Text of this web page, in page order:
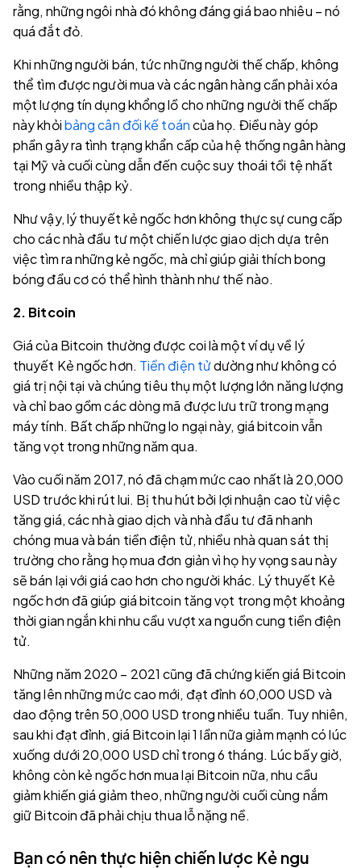
rằng, những ngôi nhà đó không đáng giá bao nhiêu – nó
quá đắt đỏ.
Khi những người bán, tức những người thế chấp, không
thể tìm được người mua và các ngân hàng cần phải xóa
một lượng tín dụng khổng lồ cho những người thế chấp
này khỏibảng cân đối kế toáncủa họ. Điều này góp
phần gây ra tình trạng khẩn cấp của hệ thống ngân hàng
tại Mỹ và cuối cùng dẫn đến cuộc suy thoái tồi tệ nhất
trong nhiều thập kỷ.
Như vậy, lý thuyết kẻ ngốc hơn không thực sự cung cấp
cho các nhà đầu tư một chiến lược giao dịch dựa trên
việc tìm ra những kẻ ngốc, mà chỉ giúp giải thích bong
bóng đầu cơ có thể hình thành như thế nào.
2. Bitcoin
Giá của Bitcoin thường được coi là một ví dụ về lý
thuyết Kẻ ngốc hơn. Tiền điện tửdường như không có
giá trị nội tại và chúng tiêu thụ một lượng lớn năng lượng
và chỉ bao gồm các dòng mã được lưu trữ trong mạng
máy tính. Bất chấp những lo ngại này, giá bitcoin vẫn
tăng vọt trong những năm qua.
Vào cuối năm 2017, nó đã chạm mức cao nhất là 20,000
USD trước khi rút lui. Bị thu hút bởi lợi nhuận cao từ việc
tăng giá, các nhà giao dịch và nhà đầu tư đã nhanh
chóng mua và bán tiền điện tử, nhiều nhà quan sát thị
trường cho rằng họ mua đơn giản vì họ hy vọng sau này
sẽ bán lại với giá cao hơn cho người khác. Lý thuyết Kẻ
ngốc hơn đã giúp giá bitcoin tăng vọt trong một khoảng
thời gian ngắn khi nhu cầu vượt xa nguồn cung tiền điện
tử.
Những năm 2020 – 2021 cũng đã chứng kiến giá Bitcoin
tăng lên những mức cao mới, đạt đỉnh 60,000 USD và
dao động trên 50,000 USD trong nhiều tuần. Tuy nhiên,
sau khi đạt đỉnh, giá Bitcoin lại 1 lần nữa giảm mạnh có lúc
xuống dưới 20,000 USD chỉ trong 6 tháng. Lúc bấy giờ,
không còn kẻ ngốc hơn mua lại Bitcoin nữa, nhu cầu
giảm khiến giá giảm theo, những người cuối cùng nắm
giữ Bitcoin đã phải chịu thua lỗ nặng nề.
Bạn có nên thực hiện chiến lược Kẻ ngu